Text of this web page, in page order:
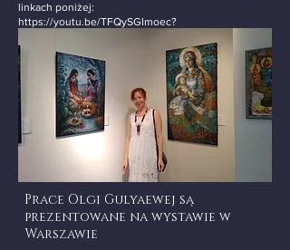
linkach poniżej:
https://youtu.be/TFQySGImoec?
Prace Olgi Gulyaewej są
prezentowane na wystawie w
Warszawie